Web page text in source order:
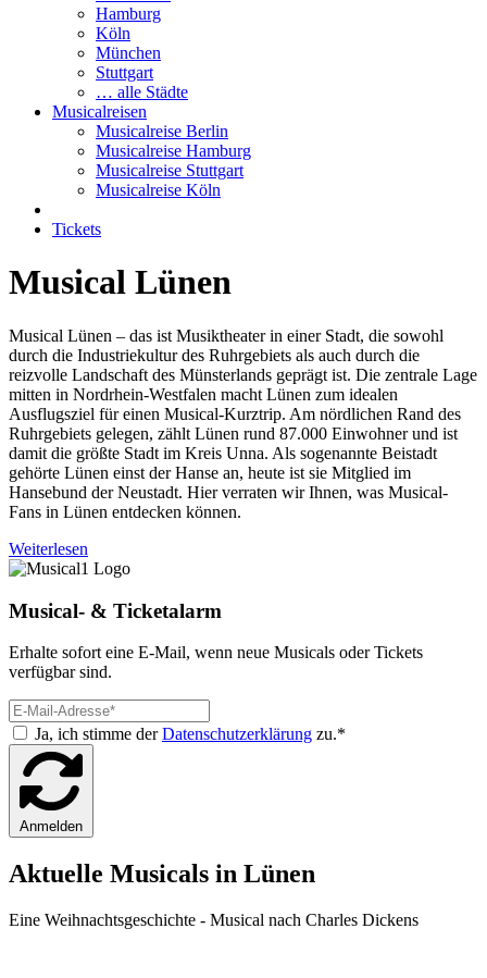
Hamburg
Köln
München
Stuttgart
… alle Städte
Musicalreisen
Musicalreise Berlin
Musicalreise Hamburg
Musicalreise Stuttgart
Musicalreise Köln
Tickets
Musical Lünen
Musical Lünen – das ist Musiktheater in einer Stadt, die sowohl
durch die Industriekultur des Ruhrgebiets als auch durch die
reizvolle Landschaft des Münsterlands geprägt ist. Die zentrale Lage
mitten in Nordrhein-Westfalen macht Lünen zum idealen
Ausflugsziel für einen Musical-Kurztrip. Am nördlichen Rand des
Ruhrgebiets gelegen, zählt Lünen rund 87.000 Einwohner und ist
damit die größte Stadt im Kreis Unna. Als sogenannte Beistadt
gehörte Lünen einst der Hanse an, heute ist sie Mitglied im
Hansebund der Neustadt. Hier verraten wir Ihnen, was Musical-
Fans in Lünen entdecken können.
Weiterlesen
Musical- & Ticketalarm
Erhalte sofort eine E-Mail, wenn neue Musicals oder Tickets
verfügbar sind.
Ja, ich stimme derDatenschutzerklärung zu.*
Anmelden
Aktuelle Musicals in Lünen
Eine Weihnachtsgeschichte - Musical nach Charles Dickens